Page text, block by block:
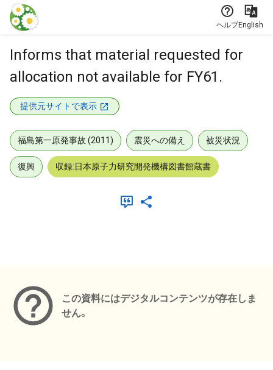
本文に飛ぶ
ヘルプEnglish
Informs that material requested for
allocation not available for FY61.
提供元サイトで表示
福島第一原発事故 (2011) 震災への備え 被災状況
復興 収録:日本原子力研究開発機構図書館蔵書
この資料にはデジタルコンテンツが存在しま
せん。